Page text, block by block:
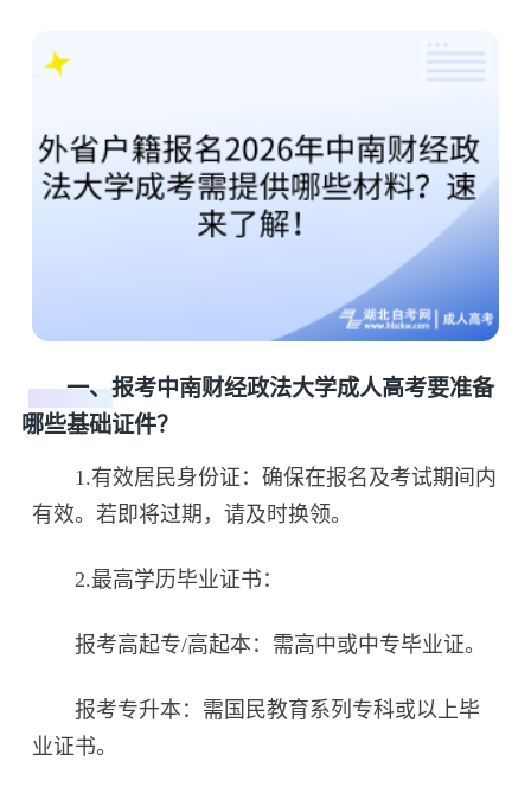
一、报考中南财经政法大学成人高考要准备
哪些基础证件？
1.有效居民身份证：确保在报名及考试期间内
有效。若即将过期，请及时换领。
2.最高学历毕业证书：
报考高起专/高起本：需高中或中专毕业证。
报考专升本：需国民教育系列专科或以上毕
业证书。